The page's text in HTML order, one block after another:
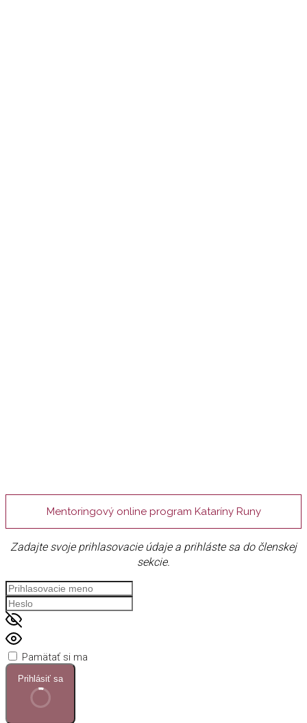
Mentoringový online program Kataríny Runy
Zadajte svoje prihlasovacie údaje a prihláste sa do členskej
sekcie.
Pamätať si ma
Prihlásiť sa